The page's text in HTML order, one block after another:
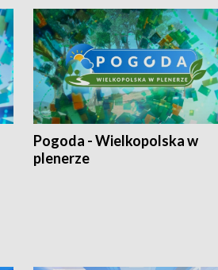
Pogoda - Wielkopolska w
plenerze